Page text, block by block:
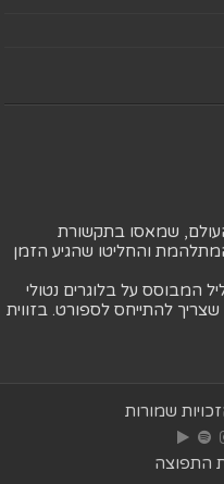
שמאסו בתקשורת
והחליטו שהגיע הזמן
המבוסס על בלוגרים נטולי
להתייחס לספורט. בזווית
התפוצה